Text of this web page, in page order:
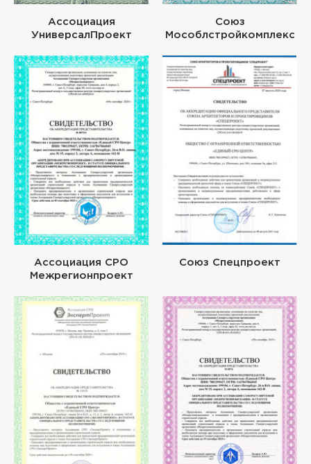
Ассоциация
УниверсалПроект
Союз
Мособлстройкомплекс
Ассоциация СРО
Межрегионпроект
Союз Спецпроект